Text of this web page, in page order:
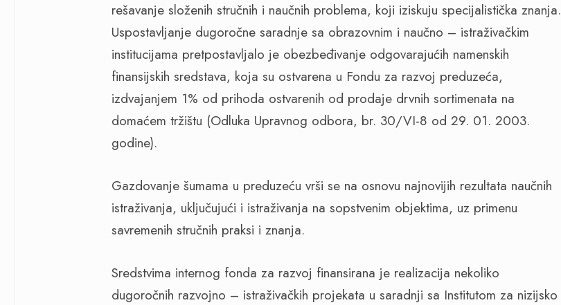
rešavanje složenih stručnih i naučnih problema, koji iziskuju specijalistička znanja.
Uspostavljanje dugoročne saradnje sa obrazovnim i naučno – istraživačkim
institucijama pretpostavljalo je obezbeđivanje odgovarajućih namenskih
finansijskih sredstava, koja su ostvarena u Fondu za razvoj preduzeća,
izdvajanjem 1% od prihoda ostvarenih od prodaje drvnih sortimenata na
domaćem tržištu (Odluka Upravnog odbora, br. 30/VI-8 od 29. 01. 2003.
godine).
Gazdovanje šumama u preduzeću vrši se na osnovu najnovijih rezultata naučnih
istraživanja, uključujući i istraživanja na sopstvenim objektima, uz primenu
savremenih stručnih praksi i znanja.
Sredstvima internog fonda za razvoj finansirana je realizacija nekoliko
dugoročnih razvojno – istraživačkih projekata u saradnji sa Institutom za nizijsko